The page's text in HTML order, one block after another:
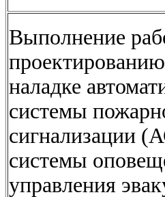
Выполнение
наладке
системы
сигнализации
системы
управления